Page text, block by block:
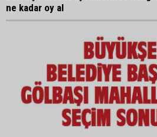
ne kadar oy al